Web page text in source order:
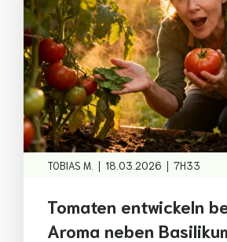
TOBIAS M. | 18.03.2026 | 7H33
Tomaten entwickeln
Aroma neben